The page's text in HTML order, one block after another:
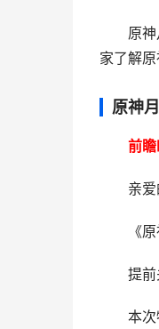
原神月
家了解
原神
前瞻
亲爱的
《原神
提前关
本次特